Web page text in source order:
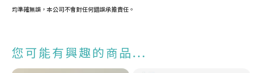
均準確無誤，本公司不會對任何錯誤承擔責任。
您可能有興趣的商品...